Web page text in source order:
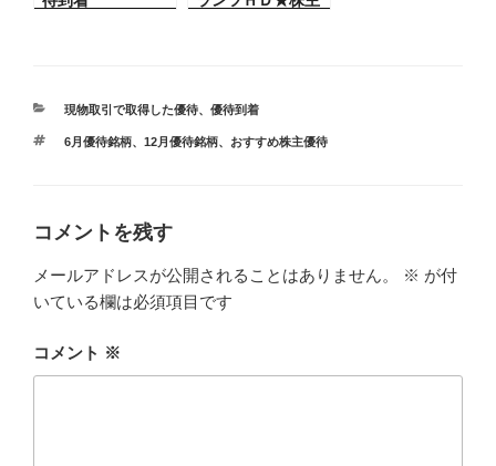
カ
ゴ
現物取引で取得した優待、 優待到着
タ
6月優待銘柄、 12月優待銘柄、 おすすめ株主優待
コメントを残す
メールアドレスが公開されることはありません。 ※ が付
いている欄は必須項目です
コメント ※